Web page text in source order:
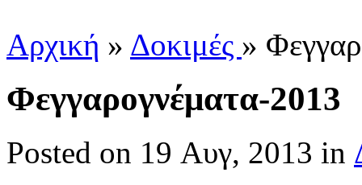
Αρχική » Δοκιμές »
Φεγγαρογνέματα-2013
Posted on 19 Αυγ, 2013 in